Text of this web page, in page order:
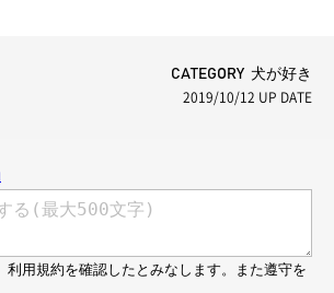
CATEGORY 犬が好き
2019/10/12 UP DATE